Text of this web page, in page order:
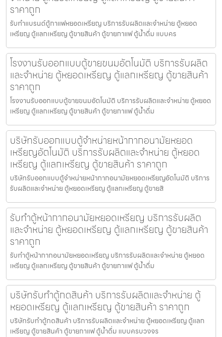
ราคาถูก
รับทำแบรนด์ตู้กาแฟหยอดเหรียญ บริการรับผลิตและจำหน่าย ตู้หยอด
เหรียญ ตู้แลกเหรียญ ตู้ขายสินค้า ตู้ขายกาแฟ ตู้น้ำดื่ม แบบคร
โรงงานรับออกแบบตู้ขายขนม​อัตโนมัติ บริการรับผลิต
และจำหน่าย ตู้หยอดเหรียญ ตู้แลกเหรียญ ตู้ขายสินค้า
ราคาถูก
โรงงานรับออกแบบตู้ขายขนม​อัตโนมัติ บริการรับผลิตและจำหน่าย ตู้หยอด
เหรียญ ตู้แลกเหรียญ ตู้ขายสินค้า ตู้ขายกาแฟ ตู้น้ำดื่ม
บริษัทรับออกแบบตู้จำหน่ายหน้ากากอนามัยหยอด
เหรียญ​​​อัตโนมัติ บริการรับผลิตและจำหน่าย ตู้หยอด
เหรียญ ตู้แลกเหรียญ ตู้ขายสินค้า ราคาถูก
บริษัทรับออกแบบตู้จำหน่ายหน้ากากอนามัยหยอดเหรียญ​​​อัตโนมัติ บริการ
รับผลิตและจำหน่าย ตู้หยอดเหรียญ ตู้แลกเหรียญ ตู้ขายสิ
รับทำตู้หน้ากากอนามัยหยอดเหรียญ​​ บริการรับผลิต
และจำหน่าย ตู้หยอดเหรียญ ตู้แลกเหรียญ ตู้ขายสินค้า
ราคาถูก
รับทำตู้หน้ากากอนามัยหยอดเหรียญ​​ บริการรับผลิตและจำหน่าย ตู้หยอด
เหรียญ ตู้แลกเหรียญ ตู้ขายสินค้า ตู้ขายกาแฟ ตู้น้ำดื่ม
บริษัทรับทำตู้กดสินค้า บริการรับผลิตและจำหน่าย ตู้
หยอดเหรียญ ตู้แลกเหรียญ ตู้ขายสินค้า ราคาถูก
บริษัทรับทำตู้กดสินค้า บริการรับผลิตและจำหน่าย ตู้หยอดเหรียญ ตู้แลก
เหรียญ ตู้ขายสินค้า ตู้ขายกาแฟ ตู้น้ำดื่ม แบบครบวงจร